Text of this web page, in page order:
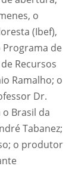
o
(Ibef),
de
Recursos
Ramalho; o
Dr.
Brasil da
Tabanez;
o produtor